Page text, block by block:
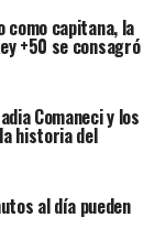
como capitana, la
+50 se consagró
Comaneci y los
historia del
al día pueden